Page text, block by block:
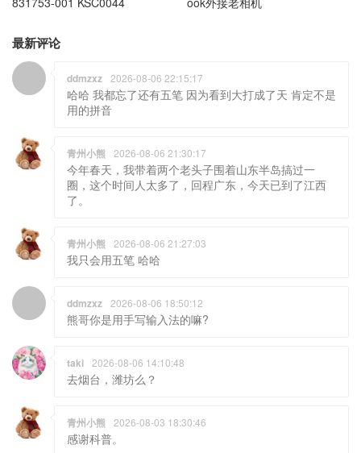
青州小熊 2026-08-06 21:30:17
今年春天，我带着两个老头子围着山东半岛搞过一
了。
青州小熊 2026-08-06 21:27:03
我只会用五笔 哈哈
ddmzxz 2026-08-06 18:50:12
熊哥你是用手写输入法的嘛?
taki 2026-08-06 14:10:48
去烟台，潍坊么？
青州小熊 2026-08-03 18:30:46
感谢科普。
ddmzxz 2026-07-31 16:12:11
其实西安不是长安改名改来的 长安一直是县级单位 西